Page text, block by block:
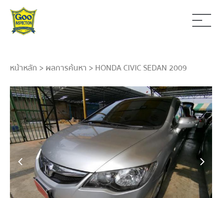
หน้าหลัก > ผลการค้นหา > HONDA CIVIC SEDAN 2009